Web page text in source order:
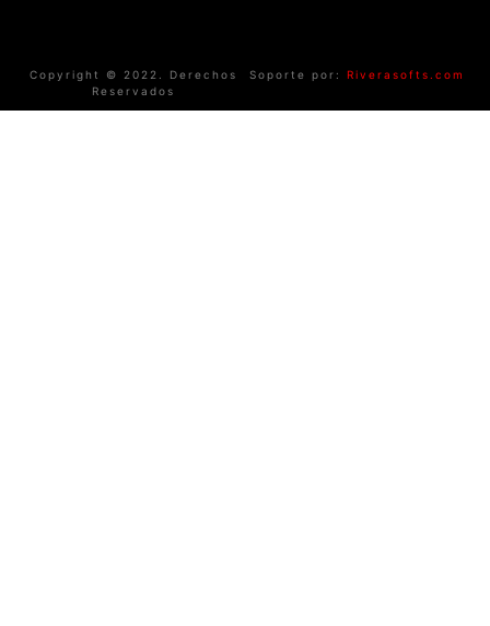
Copyright © 2022. Derechos
Reservados
Soporte por: Riverasofts.com